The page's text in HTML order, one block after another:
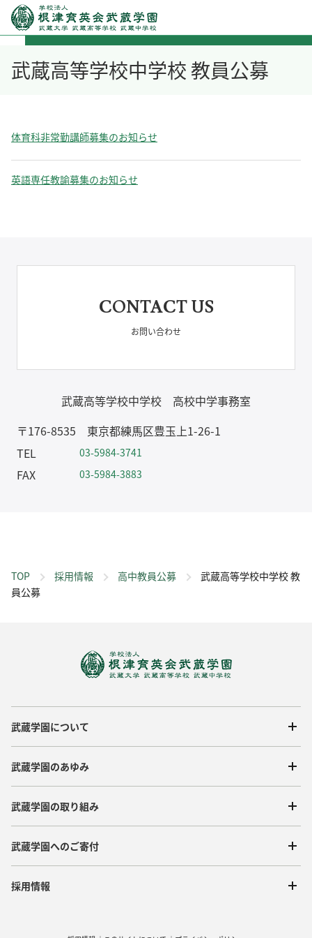
TOP 採用情報 高中教員公募
武蔵高等学校中学校 教
員公募
武蔵高等学校中学校 教員公募
体育科非常勤講師募集のお知らせ
英語専任教諭募集のお知らせ
CONTACT US
お問い合わせ
武蔵高等学校中学校 高校中学事務室
〒176-8535 東京都練馬区豊玉上1-26-1
TEL
03-5984-3741
FAX 03-5984-3883
武蔵学園について
武蔵学園のあゆみ
武蔵学園の取り組み
武蔵学園へのご寄付
採用情報